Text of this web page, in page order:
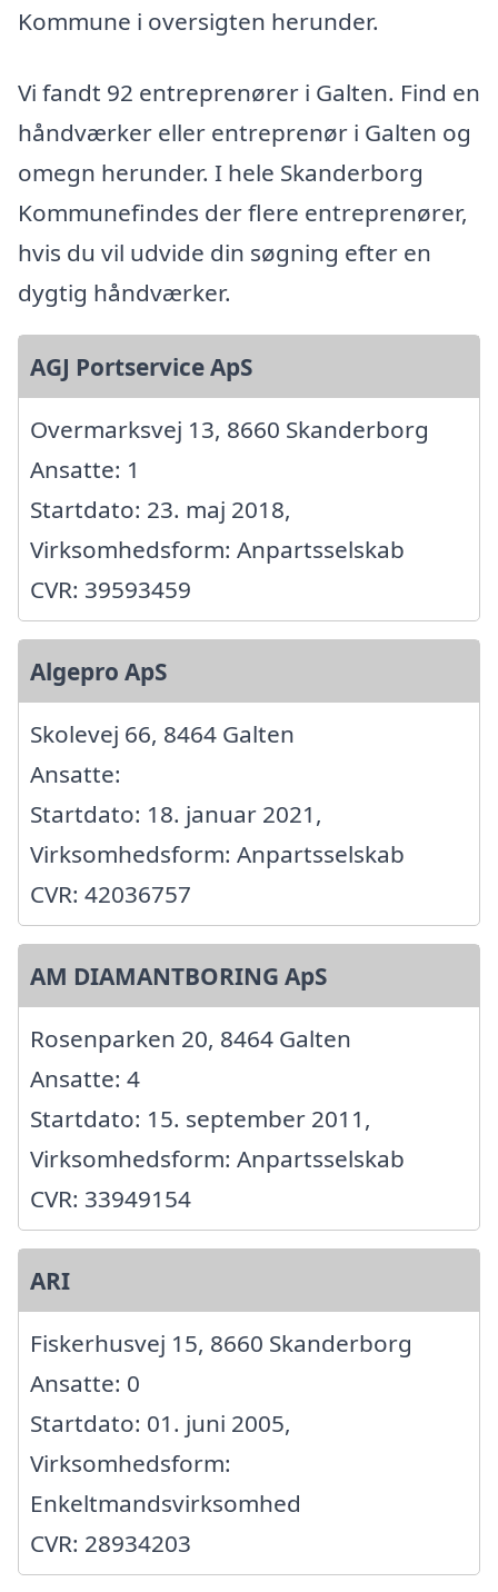
Kommune i oversigten herunder.
Vi fandt 92 entreprenører i Galten. Find en
håndværker eller entreprenør i Galten og
omegn herunder. I hele Skanderborg
Kommunefindes der flere entreprenører,
hvis du vil udvide din søgning efter en
dygtig håndværker.
AGJ Portservice ApS
Overmarksvej 13, 8660 Skanderborg
Ansatte: 1
Startdato: 23. maj 2018,
Virksomhedsform: Anpartsselskab
CVR: 39593459
Algepro ApS
Skolevej 66, 8464 Galten
Ansatte:
Startdato: 18. januar 2021,
Virksomhedsform: Anpartsselskab
CVR: 42036757
AM DIAMANTBORING ApS
Rosenparken 20, 8464 Galten
Ansatte: 4
Startdato: 15. september 2011,
Virksomhedsform: Anpartsselskab
CVR: 33949154
ARI
Fiskerhusvej 15, 8660 Skanderborg
Ansatte: 0
Startdato: 01. juni 2005,
Virksomhedsform:
Enkeltmandsvirksomhed
CVR: 28934203